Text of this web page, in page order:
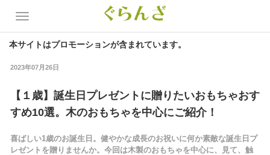
本サイトはプロモーションが含まれています。
2023年07月26日
【１歳】誕生日プレゼントに贈りたいおもちゃおす
すめ10選。木のおもちゃを中心にご紹介！
喜ばしい1歳のお誕生日。健やかな成長のお祝いに何か素敵な誕生日プ
レゼントを贈りませんか。今回は木製のおもちゃを中心に、見て、触